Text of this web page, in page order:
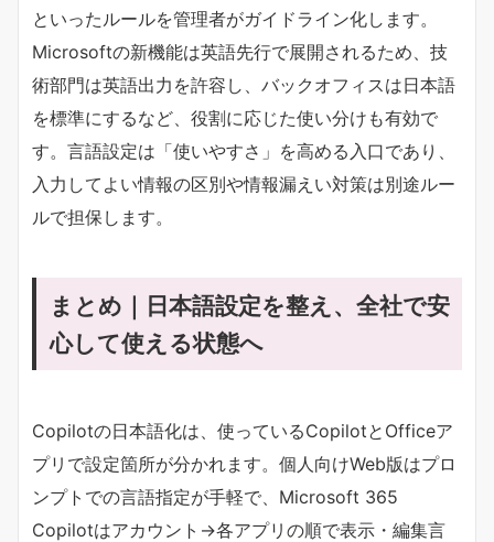
といったルールを管理者がガイドライン化します。
Microsoftの新機能は英語先行で展開されるため、技
術部門は英語出力を許容し、バックオフィスは日本語
を標準にするなど、役割に応じた使い分けも有効で
す。言語設定は「使いやすさ」を高める入口であり、
入力してよい情報の区別や情報漏えい対策は別途ルー
ルで担保します。
まとめ｜日本語設定を整え、全社で安
心して使える状態へ
Copilotの日本語化は、使っているCopilotとOfficeア
プリで設定箇所が分かれます。個人向けWeb版はプロ
ンプトでの言語指定が手軽で、Microsoft 365
Copilotはアカウント→各アプリの順で表示・編集言